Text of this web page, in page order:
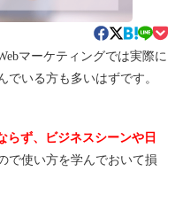
マーケティングでは実際に
いる方も多いはずです。
らず、ビジネスシーンや日
で使い方を学んでおいて損